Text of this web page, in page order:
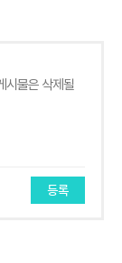
등록